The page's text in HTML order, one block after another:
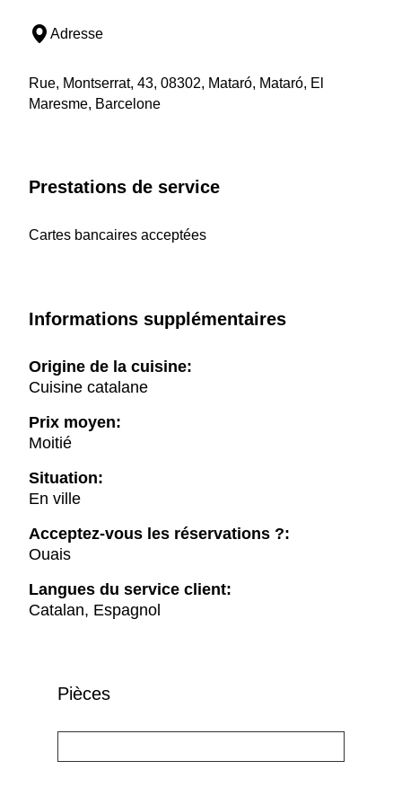
Adresse
Rue, Montserrat, 43, 08302, Mataró, Mataró, El
Maresme, Barcelone
Prestations de service
Cartes bancaires acceptées
Informations supplémentaires
Origine de la cuisine:
Cuisine catalane
Prix moyen:
Moitié
Situation:
En ville
Acceptez-vous les réservations ?:
Ouais
Langues du service client:
Catalan, Espagnol
Pièces